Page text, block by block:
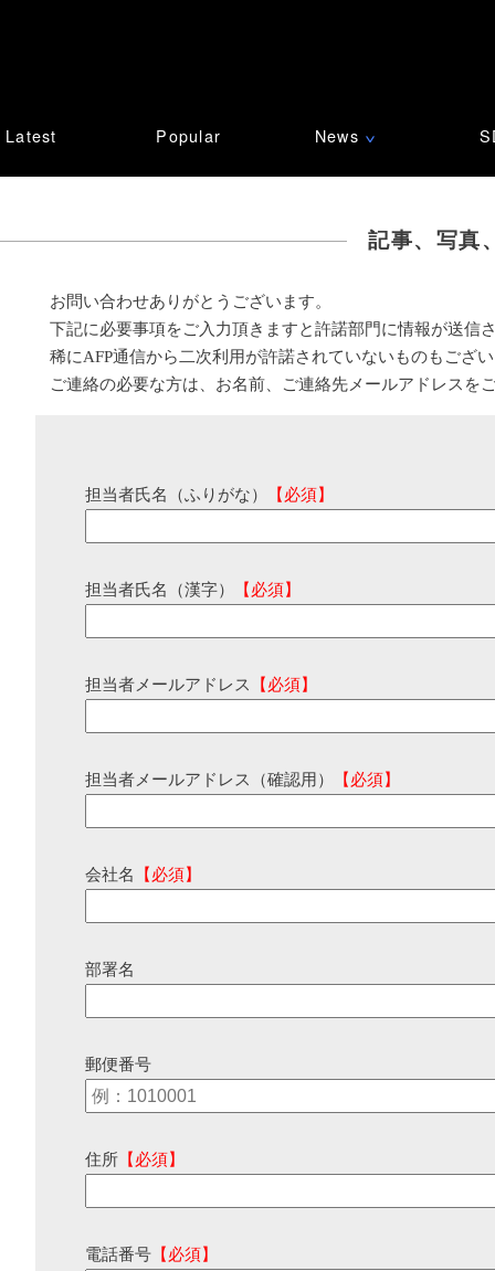
Latest Popular News ∨
記事、写真
お問い合わせありがとうございます。
下記に必要事項をご入力頂きますと許諾部門に情報が送信
稀にAFP通信から二次利用が許諾されていないものもござ
ご連絡の必要な方は、お名前、ご連絡先メールアドレスを
担当者氏名（ふりがな） 【必須】
担当者氏名（漢字） 【必須】
担当者メールアドレス 【必須】
担当者メールアドレス（確認用） 【必須】
会社名 【必須】
部署名
郵便番号
住所 【必須】
電話番号 【必須】